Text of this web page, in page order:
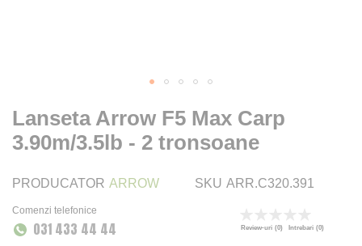
Lanseta Arrow F5 Max Carp
3.90m/3.5lb - 2 tronsoane
PRODUCATOR ARROW SKU ARR.C320.391
Comenzi telefonice
031 433 44 44
0
% of100
Review-uri (0) Intrebari (0)